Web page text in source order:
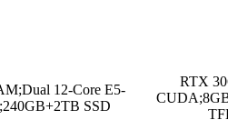
12-Core E5-
SSD
RTX